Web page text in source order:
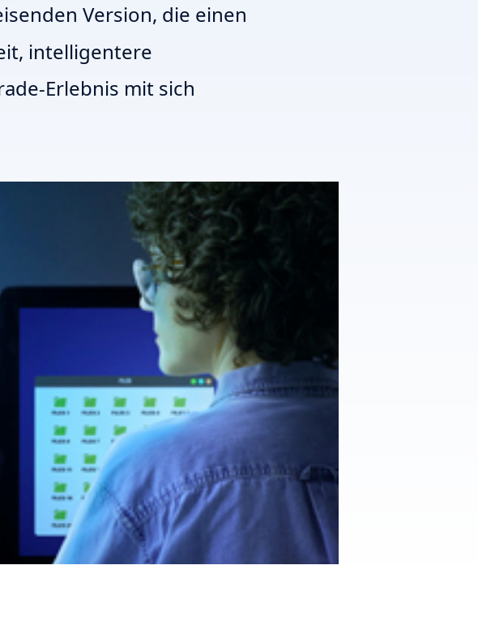
T3 Shri
Version, die einen
intelligentere
Erlebnis mit sich